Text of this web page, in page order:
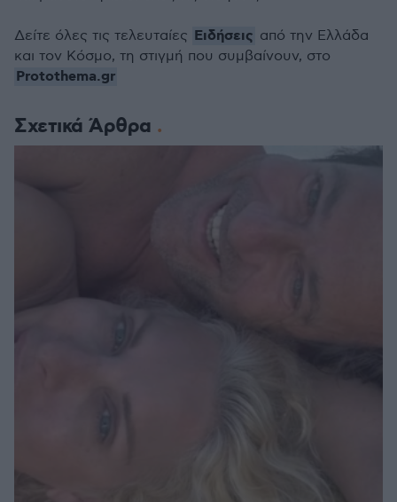
Σχετικά Άρθρα
Δείτε όλες τις τελευταίες Ειδήσεις από την Ελλάδα
και τον Κόσμο, τη στιγμή που συμβαίνουν, στο
Protothema.gr